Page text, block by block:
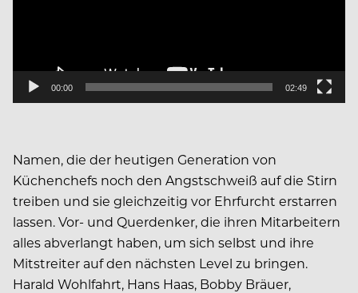
00:00 02:49
Namen, die der heutigen Generation von
Küchenchefs noch den Angstschweiß auf die Stirn
treiben und sie gleichzeitig vor Ehrfurcht erstarren
lassen. Vor- und Querdenker, die ihren Mitarbeitern
alles abverlangt haben, um sich selbst und ihre
Mitstreiter auf den nächsten Level zu bringen.
Harald Wohlfahrt, Hans Haas, Bobby Bräuer,